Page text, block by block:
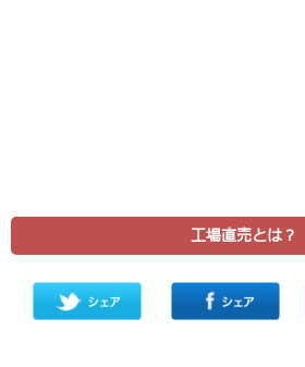
工場直売とは？